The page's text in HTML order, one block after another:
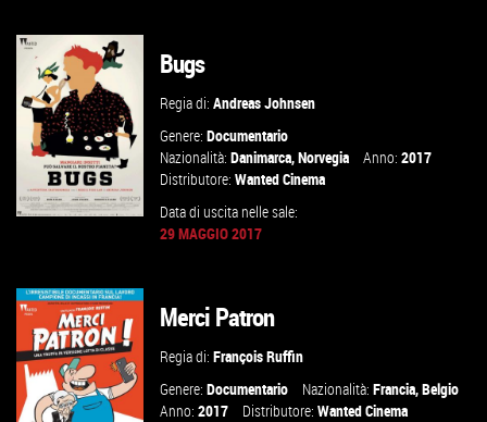
VAI ALLA SCHEDA
GUARDA IL TRAILER
VAI ALLA SCHEDA
Bugs
Regia di:Andreas Johnsen
Genere:Documentario
Nazionalità:Danimarca,Norvegia Anno:2017
Distributore:Wanted Cinema
Data di uscita nelle sale:
29 MAGGIO 2017
Merci Patron
Regia di:François Ruffin
Genere:Documentario Nazionalità:Francia,Belgio
Anno:2017 Distributore:Wanted Cinema